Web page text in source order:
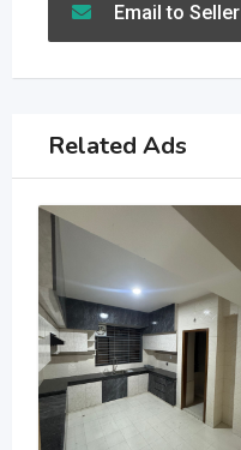
Email to Seller
Related Ads